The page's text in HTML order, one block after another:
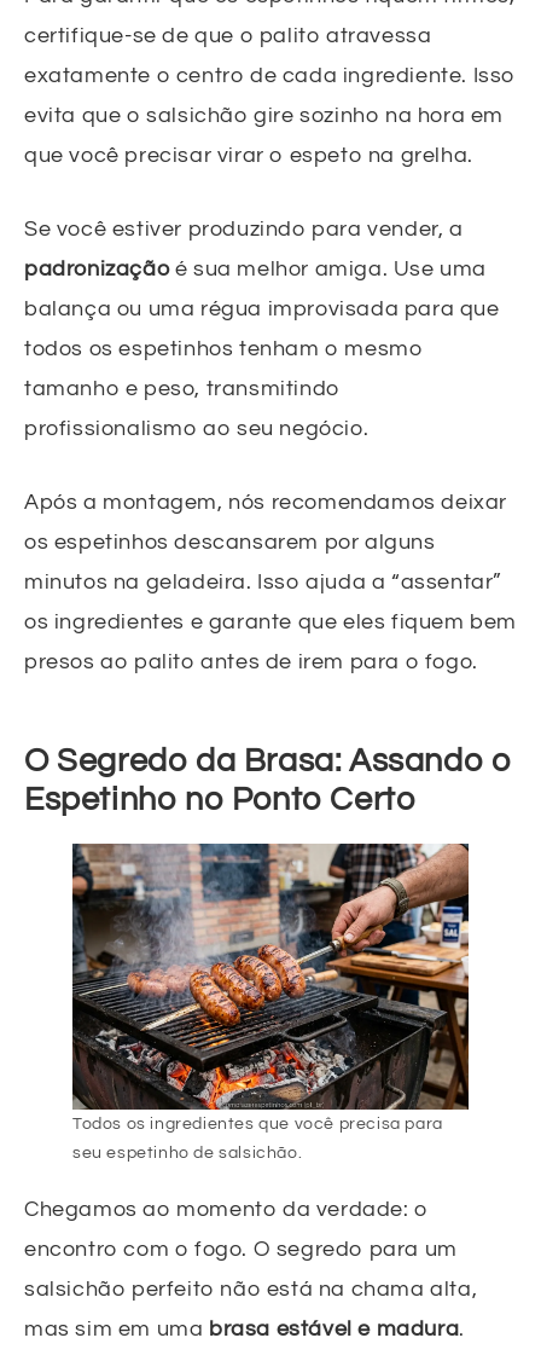
certifique-se de que o palito atravessa
exatamente o centro de cada ingrediente. Isso
evita que o salsichão gire sozinho na hora em
que você precisar virar o espeto na grelha.
Se você estiver produzindo para vender, a
padronizaçãoé sua melhor amiga. Use uma
balança ou uma régua improvisada para que
todos os espetinhos tenham o mesmo
tamanho e peso, transmitindo
profissionalismo ao seu negócio.
Após a montagem, nós recomendamos deixar
os espetinhos descansarem por alguns
minutos na geladeira. Isso ajuda a “assentar”
os ingredientes e garante que eles fiquem bem
presos ao palito antes de irem para o fogo.
O Segredo da Brasa: Assando o
Espetinho no Ponto Certo
Todos os ingredientes que você precisa para
seu espetinho de salsichão.
Chegamos ao momento da verdade: o
encontro com o fogo. O segredo para um
salsichão perfeito não está na chama alta,
mas sim em uma brasa estável e madura.